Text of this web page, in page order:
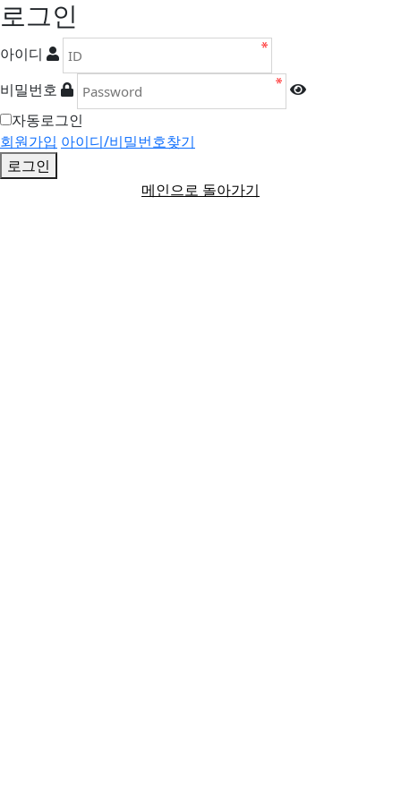
로그인
아이디
비밀번호
자동로그인
회원가입 아이디/비밀번호찾기
로그인
메인으로 돌아가기